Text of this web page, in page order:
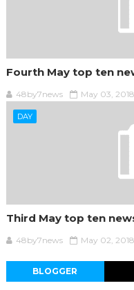
Fourth May top ten
48by7news May 03, 2018
DAY
Third May top ten
48by7news May 02, 2018
BLOGGER